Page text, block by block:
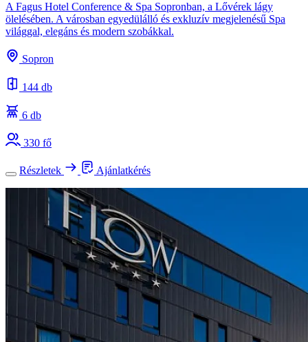
A Fagus Hotel Conference & Spa Sopronban, a Lővérek lágy
ölelésében. A városban egyedülálló és exkluzív megjelenésű Spa
világgal, elegáns és modern szobákkal.
Sopron
144 db
6 db
330 fő
Részletek Ajánlatkérés